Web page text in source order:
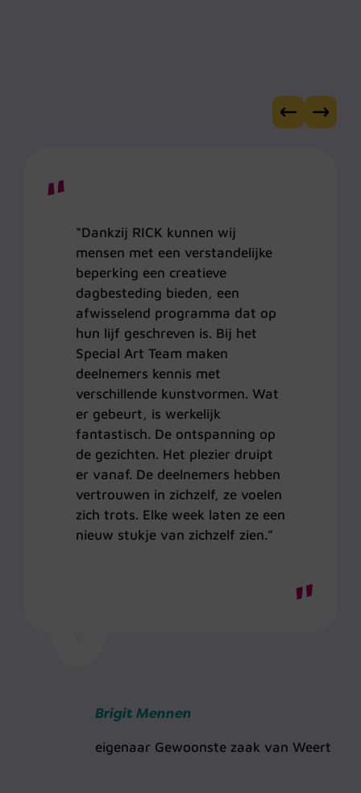
“Dankzij RICK kunnen wij
mensen met een verstandelijke
beperking een creatieve
dagbesteding bieden, een
afwisselend programma dat op
hun lijf geschreven is. Bij het
Special Art Team maken
deelnemers kennis met
verschillende kunstvormen. Wat
er gebeurt, is werkelijk
fantastisch. De ontspanning op
de gezichten. Het plezier druipt
er vanaf. De deelnemers hebben
vertrouwen in zichzelf, ze voelen
zich trots. Elke week laten ze een
nieuw stukje van zichzelf zien.”
Brigit Mennen
eigenaar Gewoonste zaak van Weert